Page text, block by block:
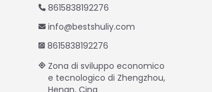
8615838192276
info@bestshuliy.com
8615838192276
Zona di sviluppo economico
e tecnologico di Zhengzhou,
Henan, Cina
German